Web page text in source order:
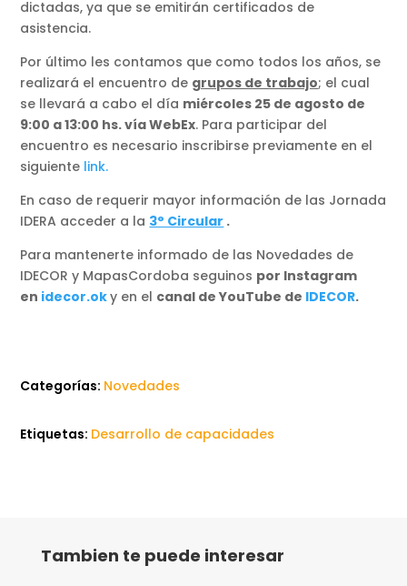
dictadas, ya que se emitirán certificados de
asistencia.
Por último les contamos que como todos los años, se
realizará el encuentro de grupos de trabajo; el cual
se llevará a cabo el día miércoles 25 de agosto de
9:00 a 13:00 hs. vía WebEx. Para participar del
encuentro es necesario inscribirse previamente en el
siguiente link.
En caso de requerir mayor información de las Jornada
IDERA acceder a la 3° Circular .
Para mantenerte informado de las Novedades de
IDECOR y MapasCordoba seguinos por Instagram
en idecor.oky en el canal de YouTube de IDECOR.
Categorías: Novedades
Etiquetas: Desarrollo de capacidades
Tambien te puede interesar